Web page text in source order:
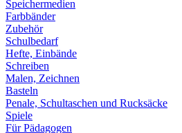
Speichermedien
Farbbänder
Zubehör
Schulbedarf
Hefte, Einbände
Schreiben
Malen, Zeichnen
Basteln
Penale, Schultaschen und Rucksäcke
Spiele
Für Pädagogen